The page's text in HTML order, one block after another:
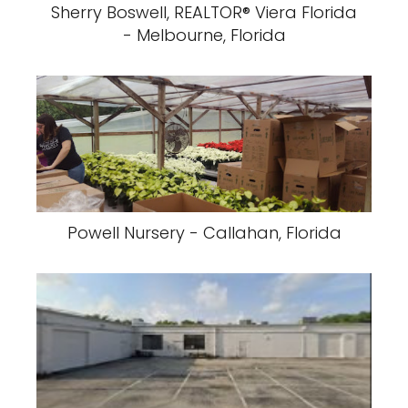
Sherry Boswell, REALTOR®️ Viera Florida
- Melbourne, Florida
Powell Nursery - Callahan, Florida